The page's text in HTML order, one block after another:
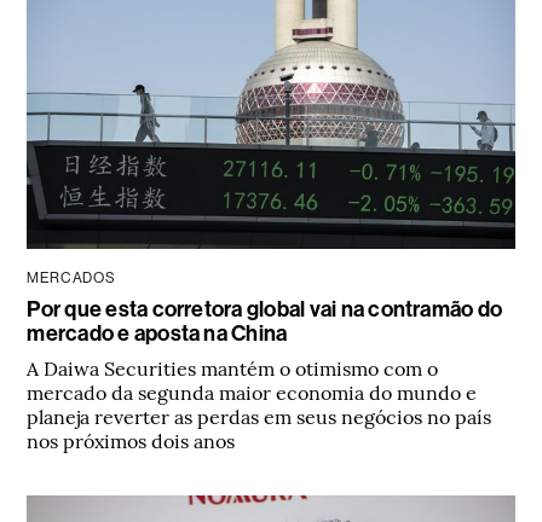
MERCADOS
Por que esta corretora global vai na contramão do
mercado e aposta na China
A Daiwa Securities mantém o otimismo com o
mercado da segunda maior economia do mundo e
planeja reverter as perdas em seus negócios no país
nos próximos dois anos